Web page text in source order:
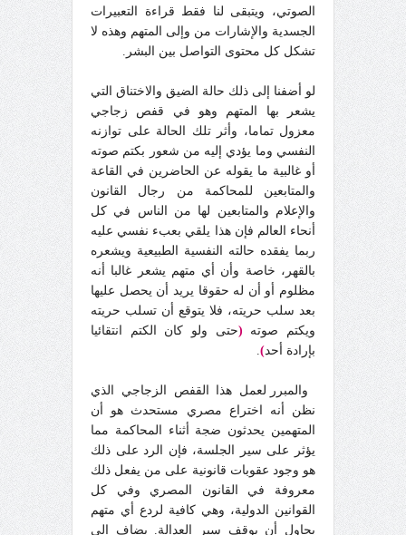
الصوتي، ويتبقى لنا فقط قراءة التعبيرات
الجسدية والإشارات من وإلى المتهم وهذه لا
تشكل كل محتوى التواصل بين البشر.
لو أضفنا إلى ذلك حالة الضيق والاختناق التي
يشعر بها المتهم وهو في قفص زجاجي
معزول تماما، وأثر تلك الحالة على توازنه
النفسي وما يؤدي إليه من شعور بكتم صوته
أو غالبية ما يقوله عن الحاضرين في القاعة
والمتابعين للمحاكمة من رجال القانون
والإعلام والمتابعين لها من الناس في كل
أنحاء العالم فإن هذا يلقي بعبء نفسي عليه
ربما يفقده حالته النفسية الطبيعية ويشعره
بالقهر، خاصة وأن أي متهم يشعر غالبا أنه
مظلوم أو أن له حقوقا يريد أن يحصل عليها
بعد سلب حريته، فلا يتوقع أن تسلب حريته
ويكتم صوته (حتى ولو كان الكتم انتقائيا
بإرادة أحد)
.
والمبرر لعمل هذا القفص الزجاجي الذي
نظن أنه اختراع مصري مستحدث هو أن
المتهمين يحدثون ضجة أثناء المحاكمة مما
يؤثر على سير الجلسة، فإن الرد على ذلك
هو وجود عقوبات قانونية على من يفعل ذلك
معروفة في القانون المصري وفي كل
القوانين الدولية، وهي كافية لردع أي متهم
يحاول أن يوقف سير العدالة. يضاف إلى